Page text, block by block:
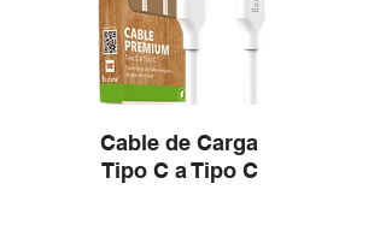
Cable de Carga
Tipo C a Tipo C